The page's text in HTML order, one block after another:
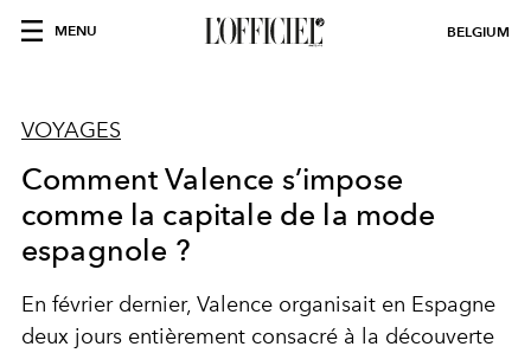
MENU BELGIUM
VOYAGES
Comment Valence s’impose
comme la capitale de la mode
espagnole ?
En février dernier, Valence organisait en Espagne
deux jours entièrement consacré à la découverte